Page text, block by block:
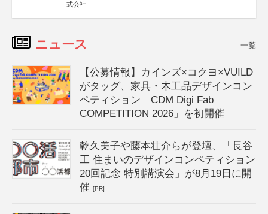
式会社
ニュース 一覧
【公募情報】カインズ×コクヨ×VUILD
がタッグ、家具・木工品デザインコン
ペティション「CDM Digi Fab
COMPETITION 2026」を初開催
乾久美子や藤本壮介らが登壇、「長谷
工 住まいのデザインコンペティション
20回記念 特別講演会」が8月19日に開
催[PR]